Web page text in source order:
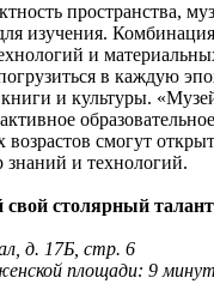
пространства,
изучения. Комбинация
и
в каждую
и культуры.
возрастов смогут
знаний и технологий.
свой столярный талант
д. 17Б, стр. 6
площади: 9 минут